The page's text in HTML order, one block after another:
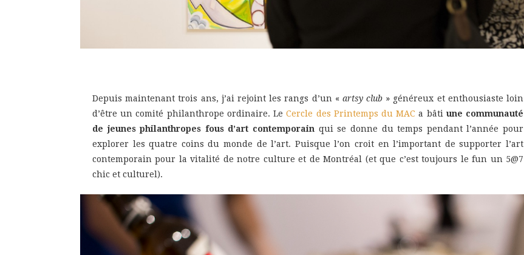
Depuis maintenant trois ans, j’ai rejoint les rangs d’un « artsy club » généreux et enthousiaste loin
d’être un comité philanthrope ordinaire. LeCercle des Printemps du MAC a bâti une communauté
de jeunes philanthropes fous d’art contemporain qui se donne du temps pendant l’année pour
explorer les quatre coins du monde de l’art. Puisque l’on croit en l’important de supporter l’art
contemporain pour la vitalité de notre culture et de Montréal (et que c’est toujours le fun un 5@7
chic et culturel).